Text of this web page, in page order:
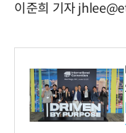
이준희 기자